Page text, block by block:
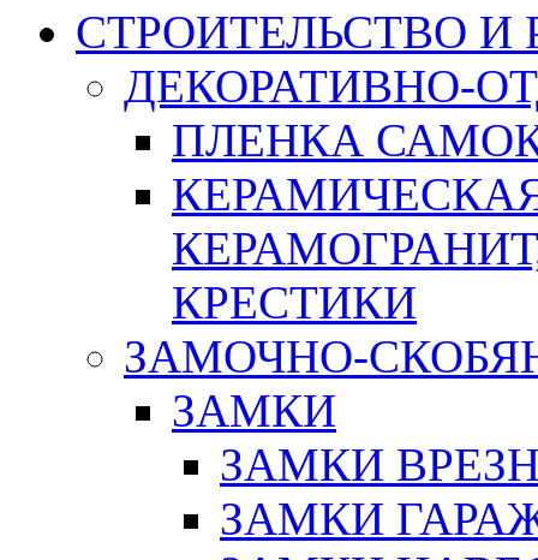
СТРОИТЕЛЬСТВО И
ДЕКОРАТИВНО-
ПЛЕНКА
КРЕСТИКИ
ЗАМОЧНО-
ЗАМКИ
ЗАМКИ
ЗАМКИ